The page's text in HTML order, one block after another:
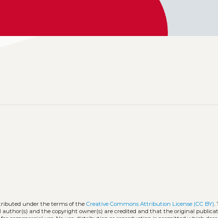
under the terms of theCreative Commons Attribution License (CC BY).
and the copyright owner(s) are credited and that the original